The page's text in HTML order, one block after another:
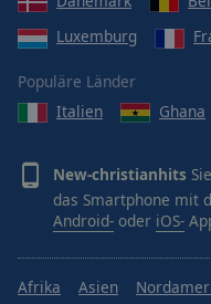
Luxemburg
Populäre Länder
Italien
Ghana
New-christianhits
das Smartphone mit
Android- oder iOS-
Afrika Asien